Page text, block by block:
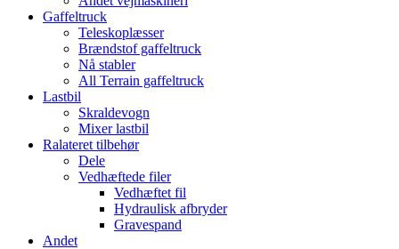
Gaffeltruck
Teleskoplæsser
Brændstof gaffeltruck
Nå stabler
All Terrain gaffeltruck
Lastbil
Skraldevogn
Mixer lastbil
Ralateret tilbehør
Dele
Vedhæftede filer
Vedhæftet fil
Hydraulisk afbryder
Gravespand
Andet